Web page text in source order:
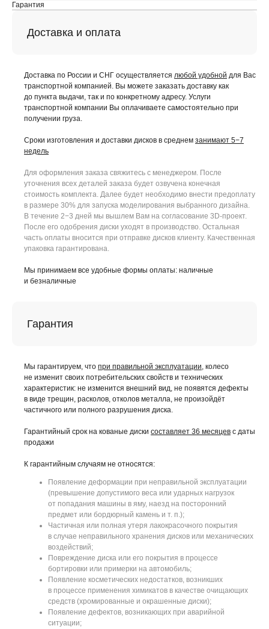
Гарантия
Доставка и оплата
Доставка по России и СНГ осуществляется любой удобной для Вас
транспортной компанией. Вы можете заказать доставку как
до пункта выдачи, так и по конкретному адресу. Услуги
транспортной компании Вы оплачиваете самостоятельно при
получении груза.
Сроки изготовления и доставки дисков в среднем занимают 5−7
недель
Для оформления заказа свяжитесь с менеджером. После
уточнения всех деталей заказа будет озвучена конечная
стоимость комплекта. Далее будет необходимо внести предоплату
в размере 30% для запуска моделирования выбранного дизайна.
В течение 2−3 дней мы вышлем Вам на согласование 3D-проект.
После его одобрения диски уходят в производство. Остальная
часть оплаты вносится при отправке дисков клиенту. Качественная
упаковка гарантирована.
Мы принимаем все удобные формы оплаты: наличные
и безналичные
Гарантия
Мы гарантируем, что при правильной эксплуатации, колесо
не изменит своих потребительских свойств и технических
характеристик: не изменится внешний вид, не появятся дефекты
в виде трещин, расколов, отколов металла, не произойдёт
частичного или полного разрушения диска.
Гарантийный срок на кованые диски составляет 36 месяцев с даты
продажи
К гарантийным случаям не относятся:
Появление деформации при неправильной эксплуатации
(превышение допустимого веса или ударных нагрузок
от попадания машины в яму, наезд на посторонний
предмет или бордюрный камень и т. п.);
Частичная или полная утеря лакокрасочного покрытия
в случае неправильного хранения дисков или механических
воздействий;
Повреждение диска или его покрытия в процессе
бортировки или примерки на автомобиль;
Появление косметических недостатков, возникших
в процессе применения химикатов в качестве очищающих
средств (хромированные и окрашенные диски);
Появление дефектов, возникающих при аварийной
ситуации;